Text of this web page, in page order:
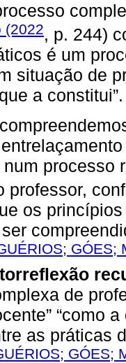
(2022, p. 244)
é um
situação de
a constitui”.
processo
professor,
os
ser
GÓES;
de
“como
as práticas
GÓES;